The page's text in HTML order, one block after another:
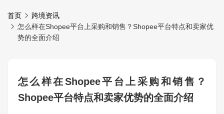
首页
跨境资讯
怎么样在Shopee平台上采购和销售？Shopee平台特点和卖家优
势的全面介绍
怎么样在Shopee平台上采购和销售？
Shopee平台特点和卖家优势的全面介绍